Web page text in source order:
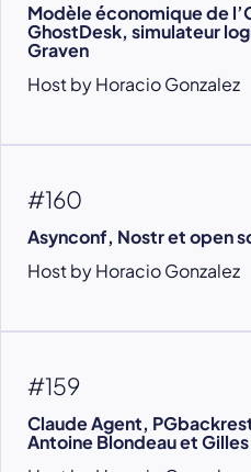
Modèle économique de
GhostDesk, simulateur
Graven
Host by Horacio Gonzalez
#160
Asynconf, Nostr et open
Host by Horacio Gonzalez
#159
Claude Agent,
Antoine Blondeau et